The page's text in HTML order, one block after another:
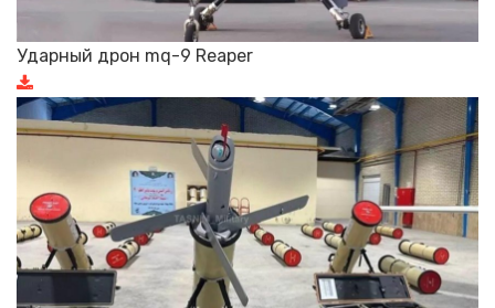
Ударный дрон mq-9 Reaper